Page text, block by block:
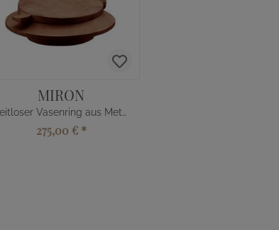
MIRON
Zeitloser Vasenring aus Metall
275,00 € *